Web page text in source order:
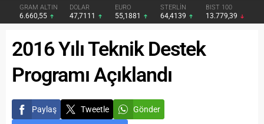
GRAM ALTIN
6.660,55
DOLAR
47,7111
EURO
55,1881
STERLİN
64,4139
BIST 100
13.779,39
2016 Yılı Teknik Destek
Programı Açıklandı
Paylaş Tweetle Gönder